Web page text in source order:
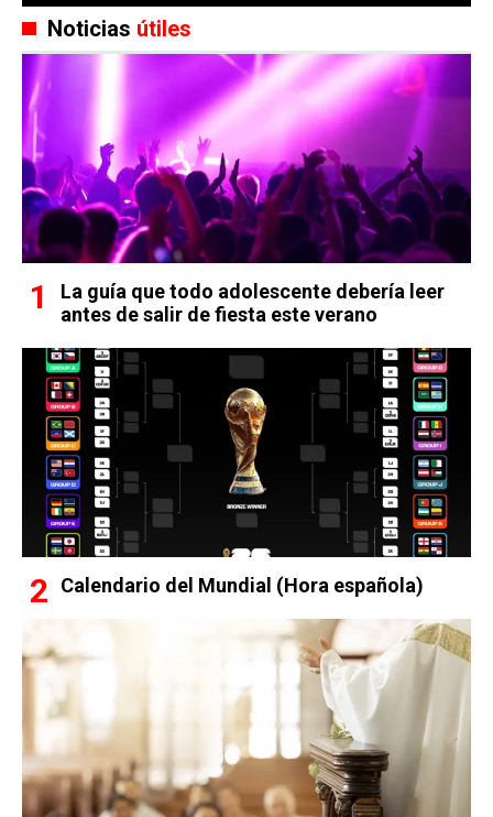
Noticias útiles
La guía que todo adolescente debería leer
antes de salir de fiesta este verano
Calendario del Mundial (Hora española)